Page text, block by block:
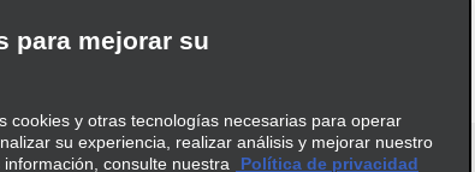
Carrel
Mont-Laurier
para mejorar su
cookies y otras tecnologías necesarias para operar
su experiencia, realizar análisis y mejorar nuestro
consulte nuestra
Política de privacidad